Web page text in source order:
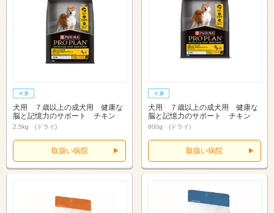
犬用 ７歳以上の成犬用 健康な
脳と記憶力のサポート チキン
2.5kg (ドライ)
取扱い病院
犬用 ７歳以上の成犬用 健康な
脳と記憶力のサポート チキン
800g (ドライ)
取扱い病院